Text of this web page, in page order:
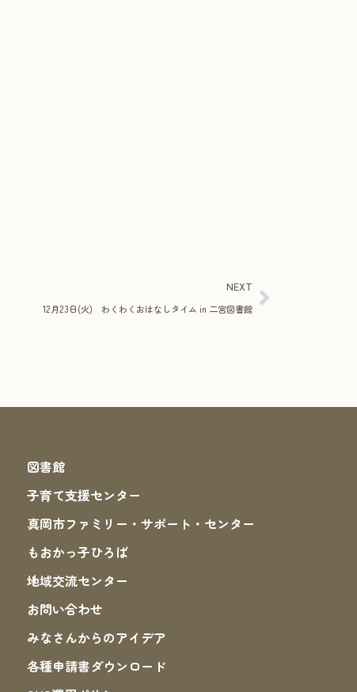
NEXT
12月23日(火) わくわくおはなしタイム in 二宮図書館
図書館
子育て支援センター
真岡市ファミリー・サポート・センター
もおかっ子ひろば
地域交流センター
お問い合わせ
みなさんからのアイデア
各種申請書ダウンロード